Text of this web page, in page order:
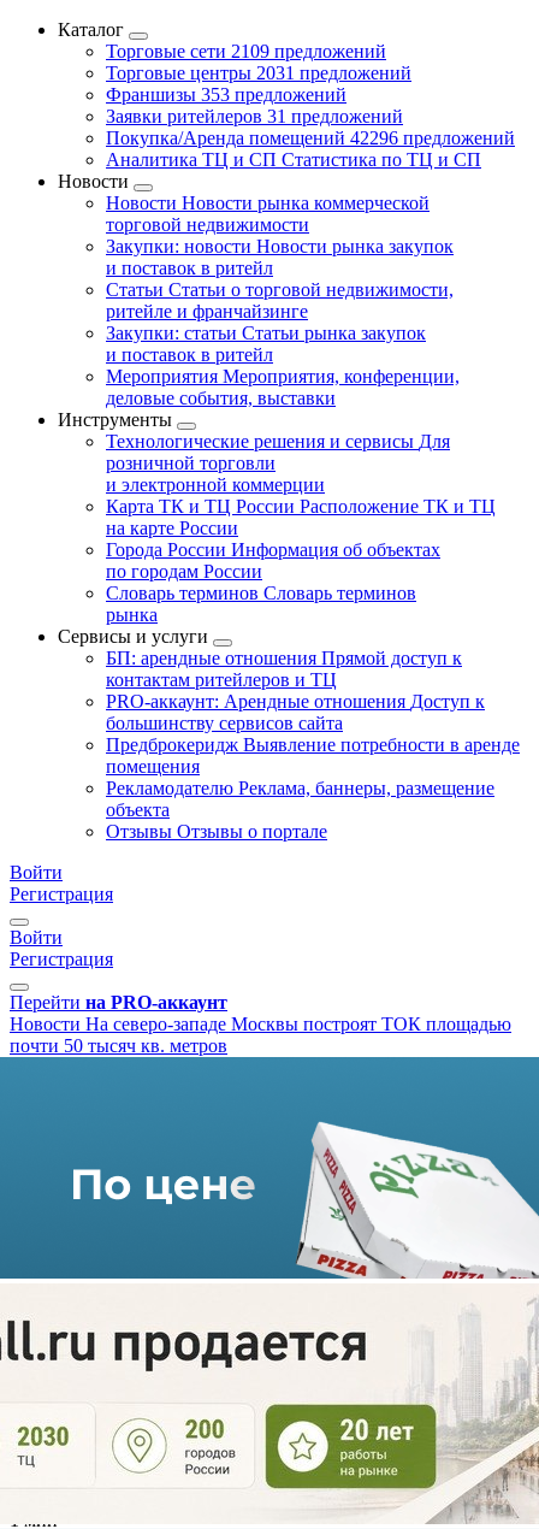
Каталог
Торговые сети 2109 предложений
Торговые центры 2031 предложений
Франшизы 353 предложений
Заявки ритейлеров 31 предложений
Покупка/Аренда помещений 42296 предложений
Аналитика ТЦ и СП Статистика по ТЦ и СП
Новости
Новости Новости рынка коммерческой
торговой недвижимости
Закупки: новости Новости рынка закупок
и поставок в ритейл
Статьи Статьи о торговой недвижимости,
ритейле и франчайзинге
Закупки: статьи Статьи рынка закупок
и поставок в ритейл
Мероприятия Мероприятия, конференции,
деловые события, выставки
Инструменты
Технологические решения и сервисы Для
розничной торговли
и электронной коммерции
Карта ТК и ТЦ России Расположение ТК и ТЦ
на карте России
Города России Информация об объектах
по городам России
Словарь терминов Словарь терминов
рынка
Сервисы и услуги
БП: арендные отношения Прямой доступ к
контактам ритейлеров и ТЦ
PRO-аккаунт: Арендные отношения Доступ к
большинству сервисов сайта
Предброкеридж Выявление потребности в аренде
помещения
Рекламодателю Реклама, баннеры, размещение
объекта
Отзывы Отзывы о портале
Войти
Регистрация
Войти
Регистрация
Перейти на PRO-аккаунт
Новости На северо-западе Москвы построят ТОК площадью
почти 50 тысяч кв. метров
На северо-западе Москвы
построят ТОК площадью
почти 50 тысяч кв. метров
25.05.2021 г. в 12:48